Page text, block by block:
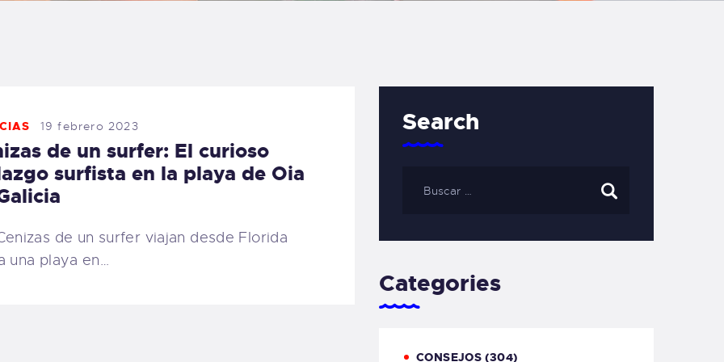
CARRITO
FAMILY
19 febrero 2023
de un surfer: El curioso
surfista en la playa de Oia
de un surfer viajan desde Florida
una playa en…
Search
Categories
CONSEJOS (304)